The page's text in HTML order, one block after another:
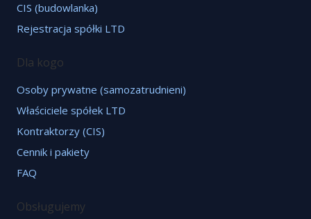
CIS (budowlanka)
Rejestracja spółki LTD
Dla kogo
Osoby prywatne (samozatrudnieni)
Właściciele spółek LTD
Kontraktorzy (CIS)
Cennik i pakiety
FAQ
Obsługujemy